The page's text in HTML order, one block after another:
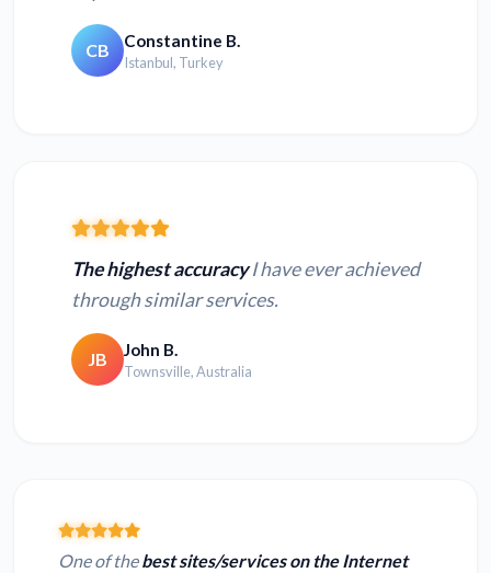
CB Constantine B.
Istanbul, Turkey
The highest accuracyI have ever achieved
through similar services.
JB John B.
Townsville, Australia
One of thebest sites/services on the Internet